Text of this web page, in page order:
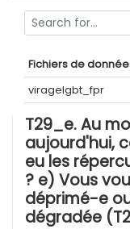
Fichiers de
viragelgbt_fpr
T29_e. Au
aujourd'hui,
eu les
? e) Vous
déprimé-e
dégradée